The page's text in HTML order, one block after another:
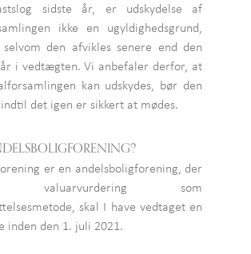
sidste år, er udskydelse af
ikke en ugyldighedsgrund,
den afvikles senere end den
i vedtægten. Vi anbefaler derfor, at
kan udskydes, bør den
indtil det igen er sikkert at mødes.
er en andelsboligforening, der
valuarvurdering som
skal I have vedtaget en
inden den 1. juli 2021.